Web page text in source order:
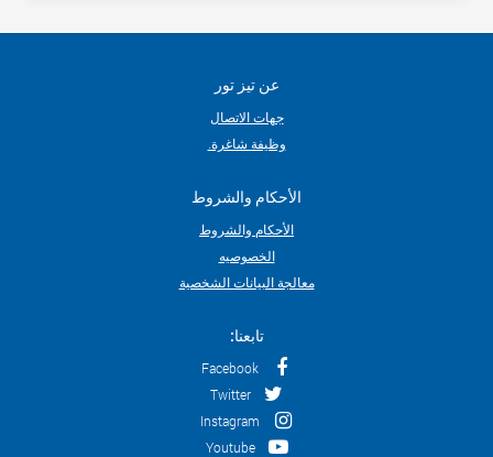
عن تيز تور
جهات الاتصال
وظيفة شاغرة.
الأحكام والشروط
الأحكام والشروط
الخصوصيه
معالجة البيانات الشخصية
تابعنا:
Facebook
Twitter
Instagram
Youtube